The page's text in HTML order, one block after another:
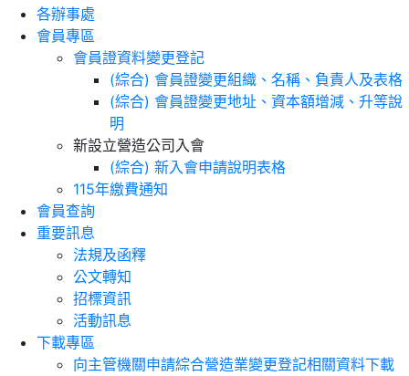
各辦事處
會員專區
會員證資料變更登記
(綜合) 會員證變更組織、名稱、負責人及表格
(綜合) 會員證變更地址、資本額增減、升等說
明
新設立營造公司入會
(綜合) 新入會申請說明表格
115年繳費通知
會員查詢
重要訊息
法規及函釋
公文轉知
招標資訊
活動訊息
下載專區
向主管機關申請綜合營造業變更登記相關資料下載